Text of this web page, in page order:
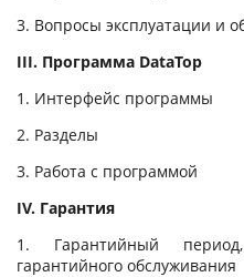
3. Вопросы эксплуатации и
III. Программа DataTop
1. Интерфейс программы
2. Разделы
3. Работа с программой
IV. Гарантия
1. Гарантийный
гарантийного обслуживания